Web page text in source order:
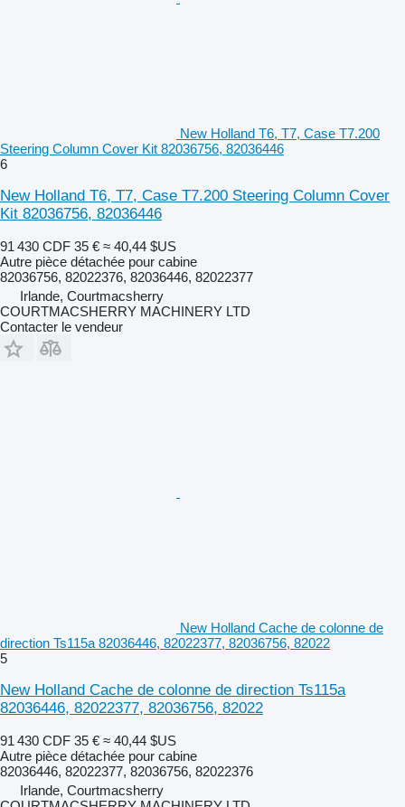
New Holland T6, T7, Case T7.200
Steering Column Cover Kit 82036756, 82036446
6
New Holland T6, T7, Case T7.200 Steering Column Cover
Kit 82036756, 82036446
91 430 CDF 35 € ≈ 40,44 $US
Autre pièce détachée pour cabine
82036756, 82022376, 82036446, 82022377
Irlande, Courtmacsherry
COURTMACSHERRY MACHINERY LTD
Contacter le vendeur
New Holland Cache de colonne de
direction Ts115a 82036446, 82022377, 82036756, 82022
5
New Holland Cache de colonne de direction Ts115a
82036446, 82022377, 82036756, 82022
91 430 CDF 35 € ≈ 40,44 $US
Autre pièce détachée pour cabine
82036446, 82022377, 82036756, 82022376
Irlande, Courtmacsherry